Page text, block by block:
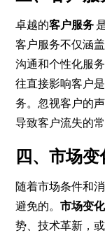
卓越的客户服务
客户服务不仅涵
沟通和个性化服
往直接影响客户
务。忽视客户的
导致客户流失的常
四、市场变
随着市场条件和
避免的。市场变化
势、技术革新，